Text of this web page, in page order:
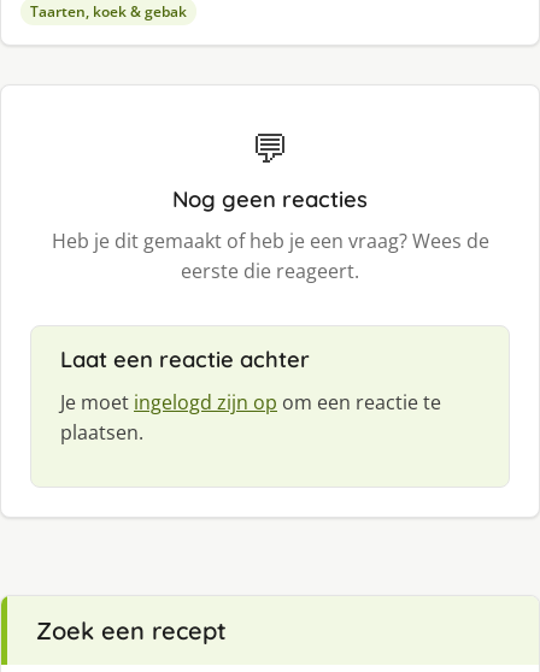
Taarten, koek & gebak
💬
Nog geen reacties
Heb je dit gemaakt of heb je een vraag? Wees de
eerste die reageert.
Laat een reactie achter
Je moet ingelogd zijn op om een reactie te
plaatsen.
Zoek een recept